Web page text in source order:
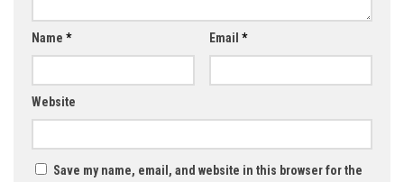
Name * Email *
Website
Save my name, email, and website in this browser for the